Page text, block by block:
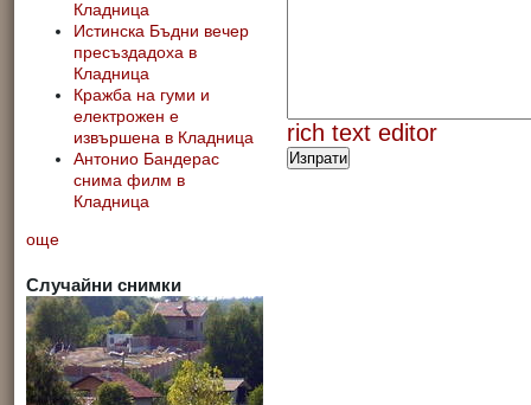
Кладница
Истинска Бъдни вечер
пресъздадоха в
Кладница
Кражба на гуми и
електрожен е
извършена в Кладница
Антонио Бандерас
снима филм в
Кладница
още
Случайни снимки
rich text editor